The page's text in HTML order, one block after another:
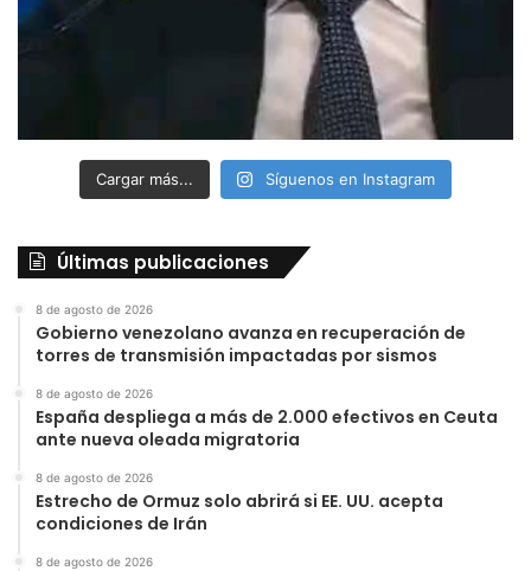
Cargar más... Síguenos en Instagram
Últimas publicaciones
8 de agosto de 2026
Gobierno venezolano avanza en recuperación de
torres de transmisión impactadas por sismos
8 de agosto de 2026
España despliega a más de 2.000 efectivos en Ceuta
ante nueva oleada migratoria
8 de agosto de 2026
Estrecho de Ormuz solo abrirá si EE. UU. acepta
condiciones de Irán
8 de agosto de 2026